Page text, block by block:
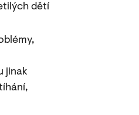
dětí
jinak